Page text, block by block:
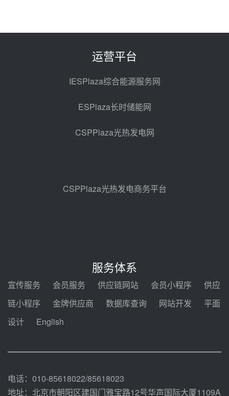
电机组灵活性改造项目三元液态盐
2026-2029年熔盐介质框架协议
中能建华中试研院中标重能新疆
100MW光热项目机组调试及性能
试验
前天 08-05 10:41
格局
前天 08-05 09:11
锅中标格尔木项目蒸汽发生系统
甘肃建投安装公司赴京洽谈，深化
瓜州、博州光热项目战略合作
发！明确推动光热发电规模化发展
运营平台
IESPlaza综合能源服务网
ESPlaza长时储能网
CSPPlaza光热发电网
CSPPlaza光热发电商务平台
服务体系
宣传服务 会员服务 供应链网站 会员小程序
供应
链小程序
金牌供应商 数据库查询 网站开发
平面
设计
English
电话：010-85618022/85618023
地址：北京市朝阳区建国门雅宝路12号华声国际大厦1109A